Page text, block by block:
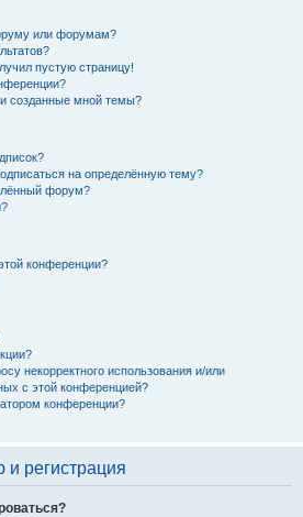
или форумам?
пустую страницу!
созданные мной темы?
на определённую тему?
форум?
конференции?
некорректного использования и/или
с этой конференцией?
конференции?
регистрация